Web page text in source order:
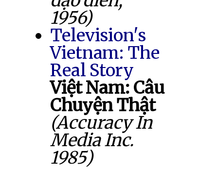
1956)
Television's
Vietnam: The
Real Story
Việt Nam: Câu
Chuyện Thật
(Accuracy In
Media Inc.
1985)